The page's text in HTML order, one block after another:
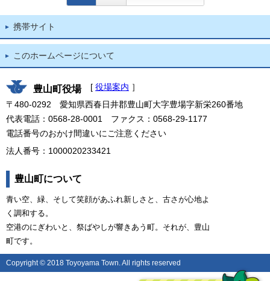
携帯サイト
このホームページについて
豊山町役場 [ 役場案内 ］
〒480-0292 愛知県西春日井郡豊山町大字豊場字新栄260番地
代表電話：0568-28-0001 ファクス：0568-29-1177
電話番号のおかけ間違いにご注意ください
法人番号：1000020233421
豊山町について
青い空、緑、そして笑顔があふれ新しさと、古さが心地よ
く調和する。
空港のにぎわいと、祭ばやしが響きあう町。それが、豊山
町です。
Copyright © 2018 Toyoyama Town. All rights reserved